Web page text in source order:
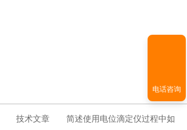
技术文章
简述使用电位滴定仪过程中如
电话咨询